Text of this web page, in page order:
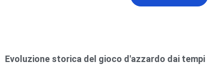
Evoluzione storica del gioco d'azzardo dai tempi